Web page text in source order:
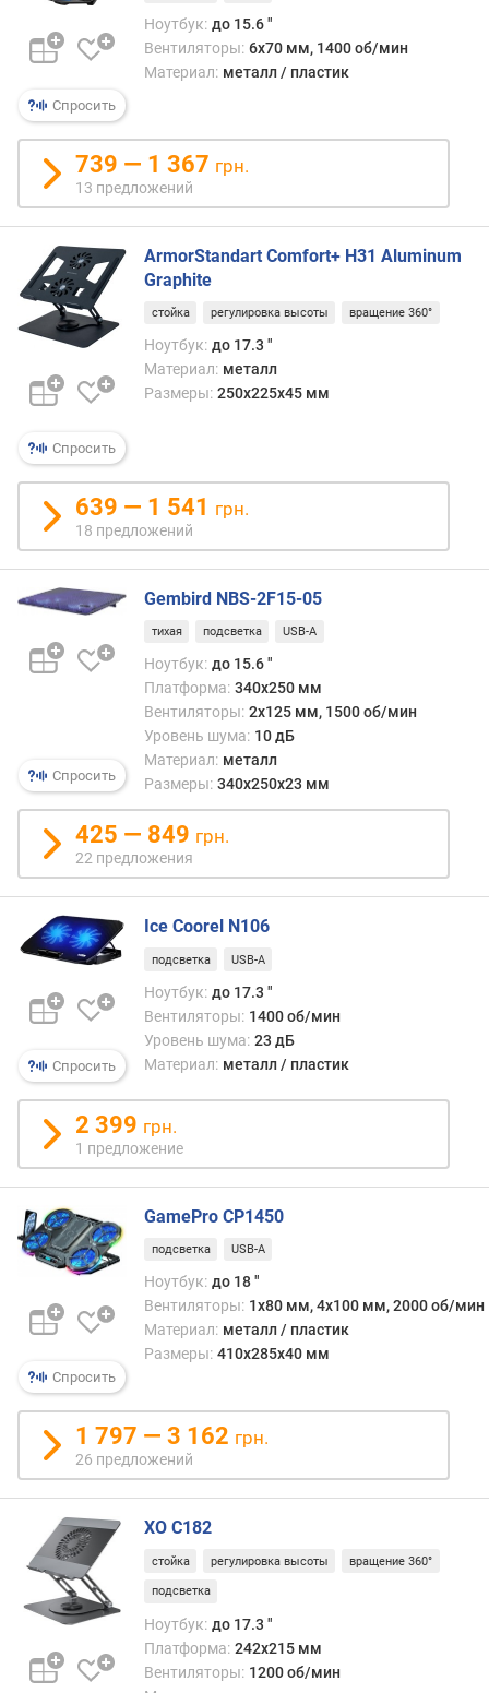
(
д
Б
м
а
к
с
.
д
и
а
г
о
н
а
л
н
о
у
т
б
у
к
а
"
)
.
в
е
н
т
и
л
я
т
о
р
в
(
ш
т
)
п
о
д
к
ю
ч
н
и
к
т
б
у
к
у
и
Спросить
Ноутбук: до 15.6 "
Вентиляторы: 6х70 мм, 1400 об/мин
Материал: металл / пластик
739 — 1 367 грн.
13 предложений
Спросить
ArmorStandart Comfort+ H31 Aluminum
Graphite
стойка регулировка высоты вращение 360°
Ноутбук: до 17.3 "
Материал: металл
Размеры: 250х225х45 мм
639 — 1 541 грн.
18 предложений
Спросить
Gembird NBS-2F15-05
тихая подсветка USB-A
Ноутбук: до 15.6 "
Платформа: 340х250 мм
Вентиляторы: 2x125 мм, 1500 об/мин
Уровень шума: 10 дБ
Материал: металл
Размеры: 340х250х23 мм
425 — 849 грн.
22 предложения
Спросить
Ice Coorel N106
подсветка USB-A
Ноутбук: до 17.3 "
Вентиляторы: 1400 об/мин
Уровень шума: 23 дБ
Материал: металл / пластик
2 399 грн.
1 предложение
Спросить
GamePro CP1450
подсветка USB-A
Ноутбук: до 18 "
Вентиляторы: 1x80 мм, 4x100 мм, 2000 об/мин
Материал: металл / пластик
Размеры: 410x285x40 мм
1 797 — 3 162 грн.
26 предложений
XO C182
стойка регулировка высоты вращение 360°
подсветка
Ноутбук: до 17.3 "
Платформа: 242x215 мм
Вентиляторы: 1200 об/мин